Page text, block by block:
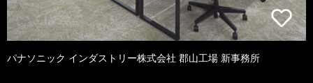
パナソニック インダストリー株式会社 郡山工場 新事務所